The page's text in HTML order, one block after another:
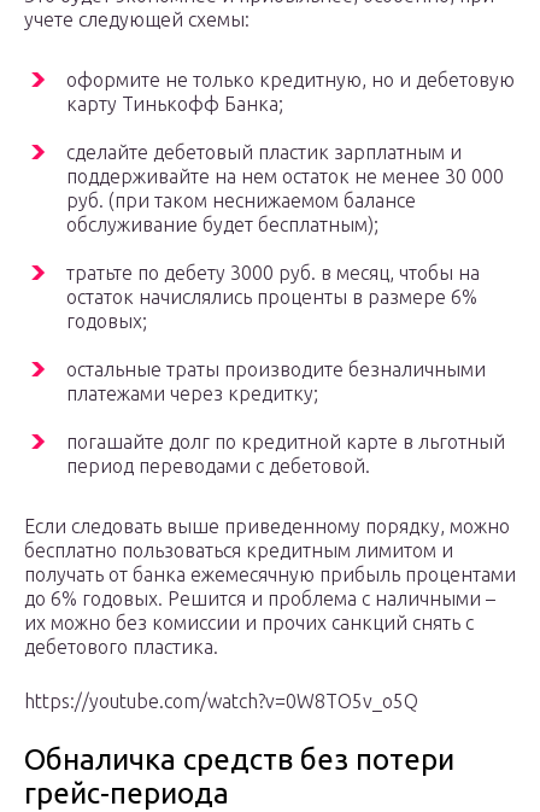
учете следующей схемы:
оформите не только кредитную, но и дебетовую
карту Тинькофф Банка;
сделайте дебетовый пластик зарплатным и
поддерживайте на нем остаток не менее 30 000
руб. (при таком неснижаемом балансе
обслуживание будет бесплатным);
тратьте по дебету 3000 руб. в месяц, чтобы на
остаток начислялись проценты в размере 6%
годовых;
остальные траты производите безналичными
платежами через кредитку;
погашайте долг по кредитной карте в льготный
период переводами с дебетовой.
Если следовать выше приведенному порядку, можно
бесплатно пользоваться кредитным лимитом и
получать от банка ежемесячную прибыль процентами
до 6% годовых. Решится и проблема с наличными –
их можно без комиссии и прочих санкций снять с
дебетового пластика.
https://youtube.com/watch?v=0W8TO5v_o5Q
Обналичка средств без потери
грейс-периода